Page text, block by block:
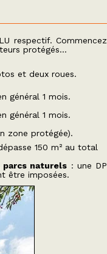
respectif. Commencez
protégés…
et deux roues.
général 1 mois.
général 1 mois.
zone protégée).
150 m² au total
parcs naturels : une DP
être imposées.